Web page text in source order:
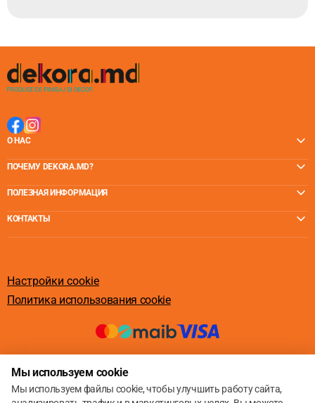
О НАС
ПОЧЕМУ DEKORA.MD?
ПОЛЕЗНАЯ ИНФОРМАЦИЯ
КОНТАКТЫ
Настройки cookie
Политика использования cookie
Мы используем cookie
Мы используем файлы cookie, чтобы улучшить работу сайта,